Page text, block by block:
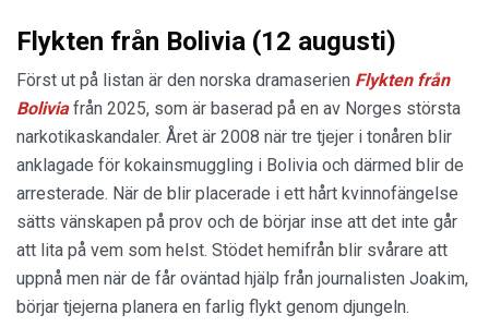
Flykten från Bolivia (12 augusti)
Först ut på listan är den norska dramaserien Flykten från
Boliviafrån 2025, som är baserad på en av Norges största
narkotikaskandaler. Året är 2008 när tre tjejer i tonåren blir
anklagade för kokainsmuggling i Bolivia och därmed blir de
arresterade. När de blir placerade i ett hårt kvinnofängelse
sätts vänskapen på prov och de börjar inse att det inte går
att lita på vem som helst. Stödet hemifrån blir svårare att
uppnå men när de får oväntad hjälp från journalisten Joakim,
börjar tjejerna planera en farlig flykt genom djungeln.